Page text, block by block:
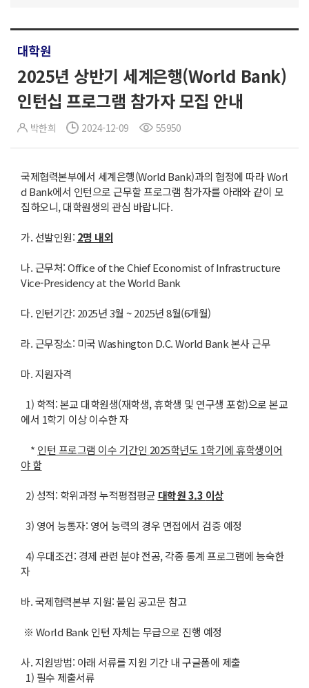
대학원
2025년 상반기 세계은행(World Bank)
인턴십 프로그램 참가자 모집 안내
박한희 2024-12-09 55950
국제협력본부에서 세계은행(World Bank)과의 협정에 따라 Worl
d Bank에서 인턴으로 근무할 프로그램 참가자를 아래와 같이 모
집하오니, 대학원생의 관심 바랍니다.
가. 선발인원: 2명 내외
나. 근무처: Office of the Chief Economist of Infrastructure
Vice-Presidency at the World Bank
다. 인턴기간: 2025년 3월 ~ 2025년 8월(6개월)
라. 근무장소: 미국 Washington D.C. World Bank 본사 근무
마. 지원자격
1) 학적: 본교 대학원생(재학생, 휴학생 및 연구생 포함)으로 본교
에서 1학기 이상 이수한 자
* 인턴 프로그램 이수 기간인 2025학년도 1학기에 휴학생이어
야 함
2) 성적: 학위과정 누적평점평균 대학원3.3 이상
3) 영어 능통자: 영어 능력의 경우 면접에서 검증 예정
4) 우대조건: 경제 관련 분야 전공, 각종 통계 프로그램에 능숙한
자
바. 국제협력본부 지원: 붙임 공고문 참고
※ World Bank 인턴 자체는 무급으로 진행 예정
사. 지원방법: 아래 서류를 지원 기간 내 구글폼에 제출
1) 필수 제출서류